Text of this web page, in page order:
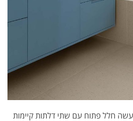
חלל פתוח עם שתי דלתות קיימות